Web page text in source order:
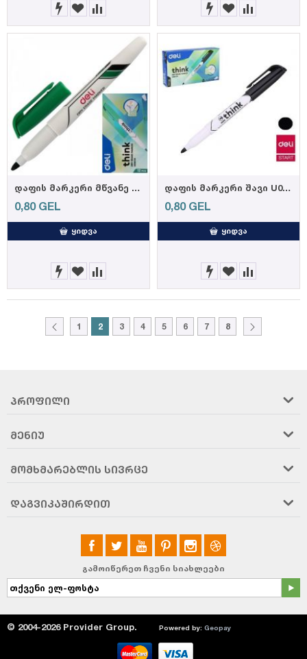
დაფის მარკერი მწვანე U00650 GREEN, DELI
0,80 GEL
ᲧᲘᲓᲕᲐ
დაფის მარკერი შავი U00620 Black, DELI
0,80 GEL
ᲧᲘᲓᲕᲐ
1 2 3 4 5 6 7 8
ᲞᲠᲝᲤᲘᲚᲘ
ᲛᲔᲜᲘᲣ
ᲛᲝᲛᲮᲛᲐᲠᲔᲑᲚᲘᲡ ᲡᲘᲕᲠᲪᲔ
ᲓᲐᲒᲕᲘᲙᲐᲨᲘᲠᲓᲘᲗ
გამოიწერეთ ჩვენი სიახლეები
© 2004-2026 Provider Group. Powered by: Geopay